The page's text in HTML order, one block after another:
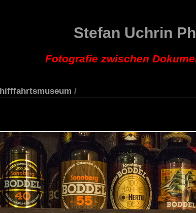
Stefan Uchrin
Fotografie zwischen
/